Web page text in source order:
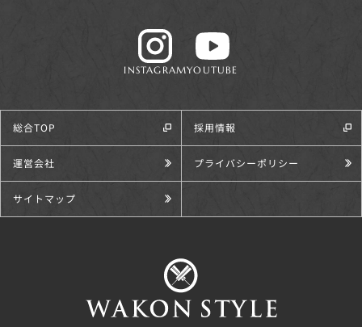
INSTAGRAMYOUTUBE
総合TOP 採用情報
運営会社 プライバシーポリシー
サイトマップ